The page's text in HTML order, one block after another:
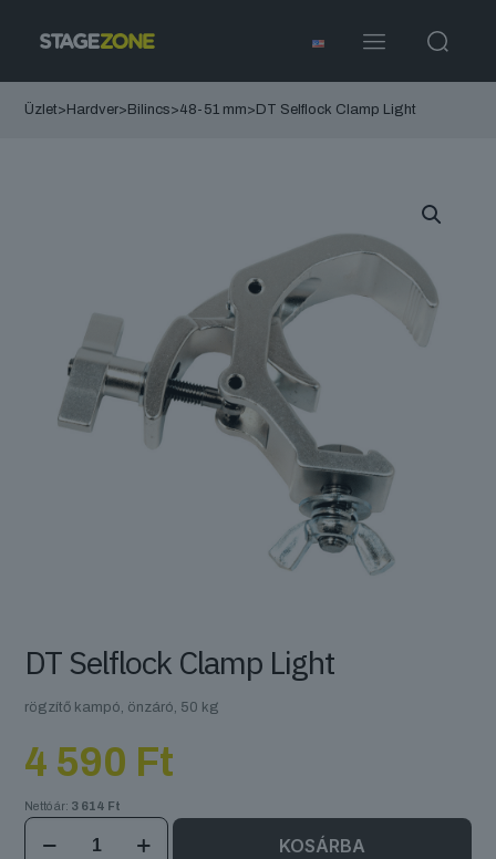
Üzlet> Hardver> Bilincs>48-51 mm> DT Selflock Clamp Light
DT Selflock Clamp Light
rögzítő kampó, önzáró, 50 kg
4 590 Ft
Nettó ár: 3 614 Ft
DT
Selflock
KOSÁRBA